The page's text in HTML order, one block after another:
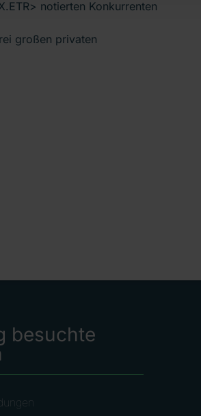
notierten Konkurrenten
großen privaten
besuchte